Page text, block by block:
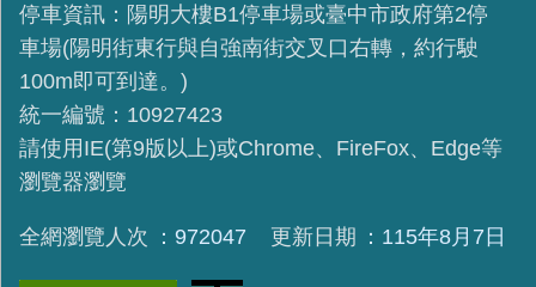
停車資訊：陽明大樓B1停車場或臺中市政府第2停
車場(陽明街東行與自強南街交叉口右轉，約行駛
100m即可到達。)
統一編號：10927423
請使用IE(第9版以上)或Chrome、FireFox、Edge等
瀏覽器瀏覽
全網瀏覽人次 972047 更新日期 115年8月7日